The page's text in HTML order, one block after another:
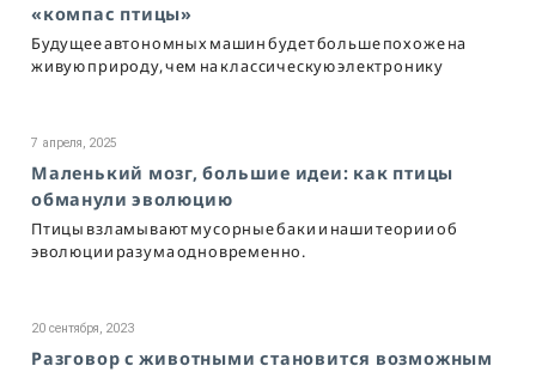
«компас птицы»
Будущее автономных машин будет больше похоже на
живую природу, чем на классическую электронику
7 апреля, 2025
Маленький мозг, большие идеи: как птицы
обманули эволюцию
Птицы взламывают мусорные баки и наши теории об
эволюции разума одновременно.
20 сентября, 2023
Разговор с животными становится возможным